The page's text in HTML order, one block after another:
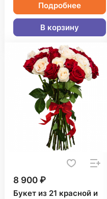
Подробнее
В корзину
8 900 ₽
Букет из 21 красной и